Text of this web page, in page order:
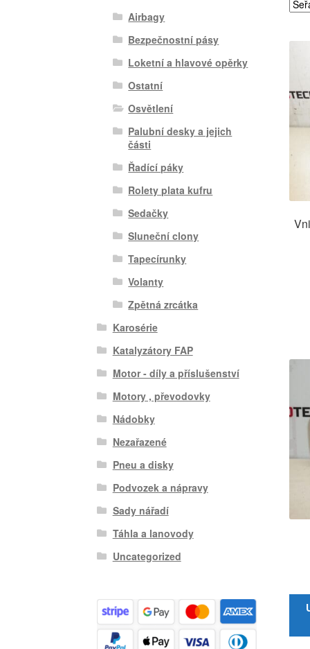
Airbagy
Bezpečnostní pásy
Loketní a hlavové opěrky
Ostatní
Osvětlení
Palubní desky a jejich
části
Řadící páky
Rolety plata kufru
Sedačky
Sluneční clony
Tapecírunky
Volanty
Zpětná zrcátka
Karosérie
Katalyzátory FAP
Motor - díly a příslušenství
Motory , převodovky
Nádobky
Nezařazené
Pneu a disky
Podvozek a nápravy
Sady nářadí
Táhla a lanovody
Uncategorized